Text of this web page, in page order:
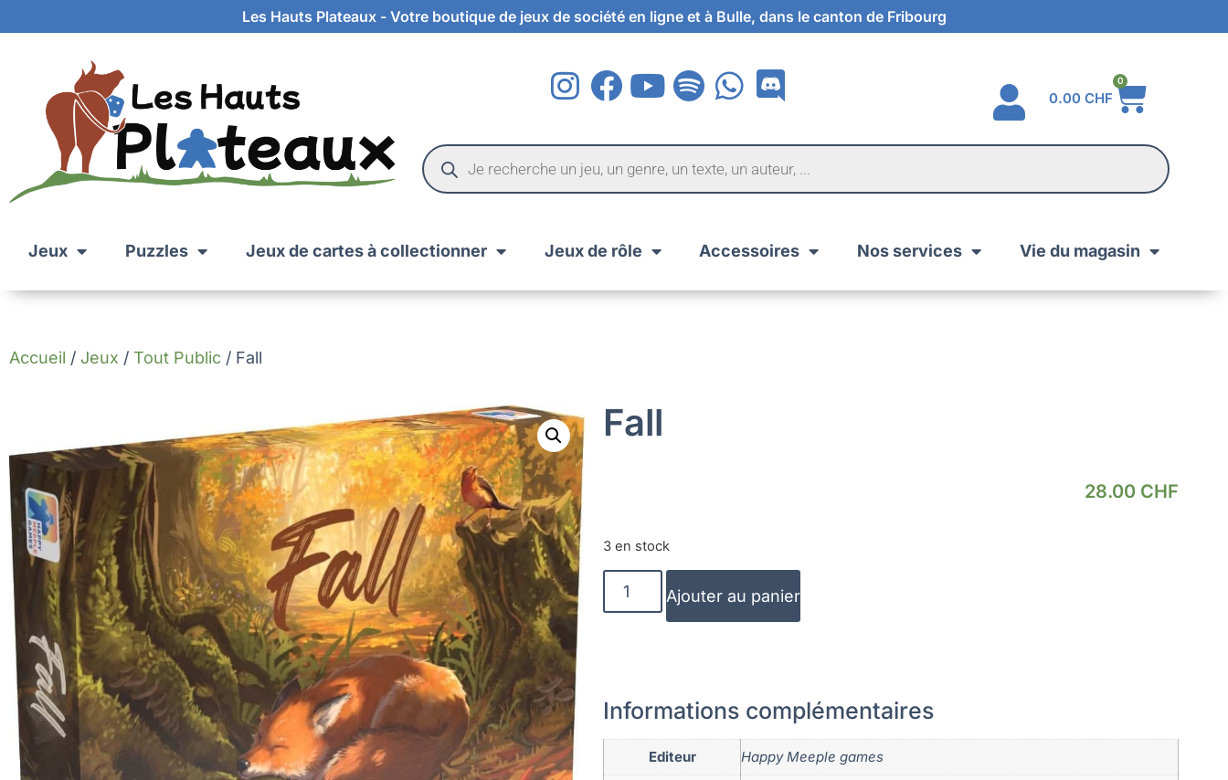
Les Hauts Plateaux - Votre boutique de jeux de société en ligne et à Bulle, dans le canton de Fribourg
0.00 CHF
0
Jeux Puzzles Jeux de cartes à collectionner Jeux de rôle Accessoires Nos services Vie du magasin
Accueil / Jeux / Tout Public / Fall
Fall
28.00 CHF
3 en stock
Ajouter au panier
Informations complémentaires
Editeur Happy Meeple games